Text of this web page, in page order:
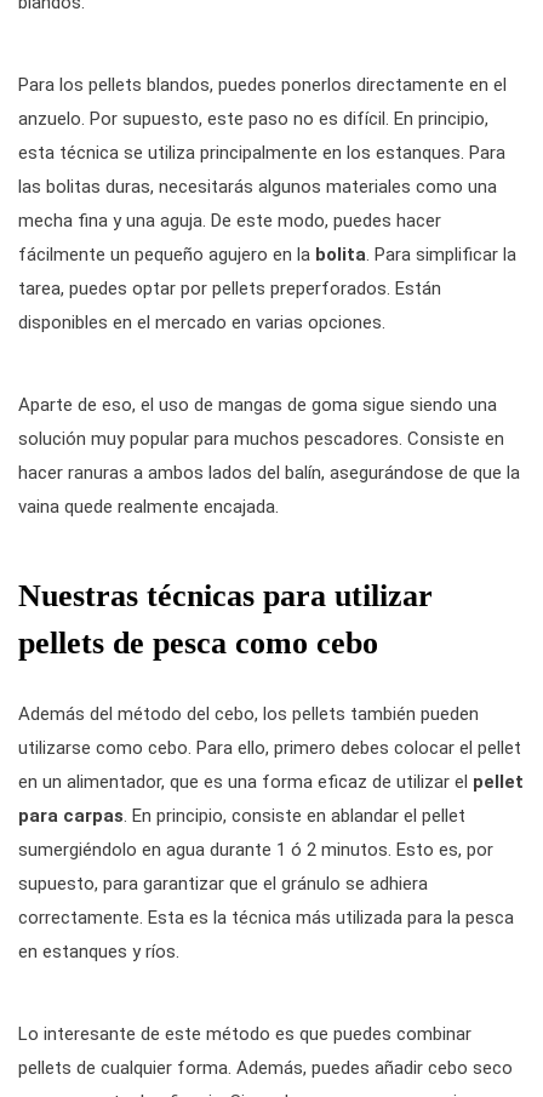
Para los pellets blandos, puedes ponerlos directamente en el
anzuelo. Por supuesto, este paso no es difícil. En principio,
esta técnica se utiliza principalmente en los estanques. Para
las bolitas duras, necesitarás algunos materiales como una
mecha fina y una aguja. De este modo, puedes hacer
fácilmente un pequeño agujero en la bolita. Para simplificar la
tarea, puedes optar por pellets preperforados. Están
disponibles en el mercado en varias opciones.
Aparte de eso, el uso de mangas de goma sigue siendo una
solución muy popular para muchos pescadores. Consiste en
hacer ranuras a ambos lados del balín, asegurándose de que la
vaina quede realmente encajada.
Nuestras técnicas para utilizar
pellets de pesca como cebo
Además del método del cebo, los pellets también pueden
utilizarse como cebo. Para ello, primero debes colocar el pellet
en un alimentador, que es una forma eficaz de utilizar el pellet
para carpas. En principio, consiste en ablandar el pellet
sumergiéndolo en agua durante 1 ó 2 minutos. Esto es, por
supuesto, para garantizar que el gránulo se adhiera
correctamente. Esta es la técnica más utilizada para la pesca
en estanques y ríos.
Lo interesante de este método es que puedes combinar
pellets de cualquier forma. Además, puedes añadir cebo seco